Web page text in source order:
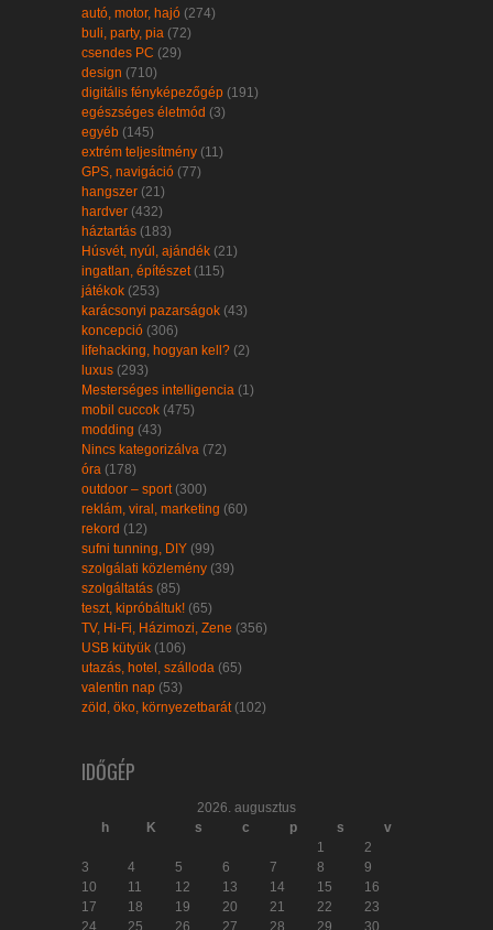
autó, motor, hajó (274)
buli, party, pia (72)
csendes PC (29)
design (710)
digitális fényképezőgép (191)
egészséges életmód (3)
egyéb (145)
extrém teljesítmény (11)
GPS, navigáció (77)
hangszer (21)
hardver (432)
háztartás (183)
Húsvét, nyúl, ajándék (21)
ingatlan, építészet(115)
játékok (253)
karácsonyi pazarságok (43)
koncepció (306)
lifehacking, hogyan kell? (2)
luxus (293)
Mesterséges intelligencia (1)
mobil cuccok (475)
modding (43)
Nincs kategorizálva (72)
óra (178)
outdoor – sport(300)
reklám, viral, marketing (60)
rekord (12)
sufni tunning, DIY (99)
szolgálati közlemény (39)
szolgáltatás (85)
teszt, kipróbáltuk! (65)
TV, Hi-Fi, Házimozi, Zene (356)
USB kütyük (106)
utazás, hotel, szálloda (65)
valentin nap (53)
zöld, öko, környezetbarát(102)
IDŐGÉP
2026. augusztus
h
K s c p s
v
1
2
3
4 5 6 7 8
9
10
11 12 13 14 15
16
17
18 19 20 21 22
23
24
25 26 27 28 29
30